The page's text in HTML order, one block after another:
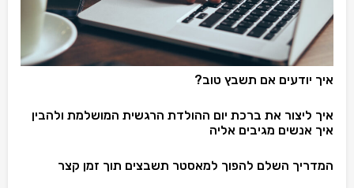
איך יודעים אם תשבץ טוב?
איך ליצור את ברכת יום ההולדת הרגשית המושלמת ולהבין
איך אנשים מגיבים אליה
המדריך השלם להפוך למאסטר תשבצים תוך זמן קצר